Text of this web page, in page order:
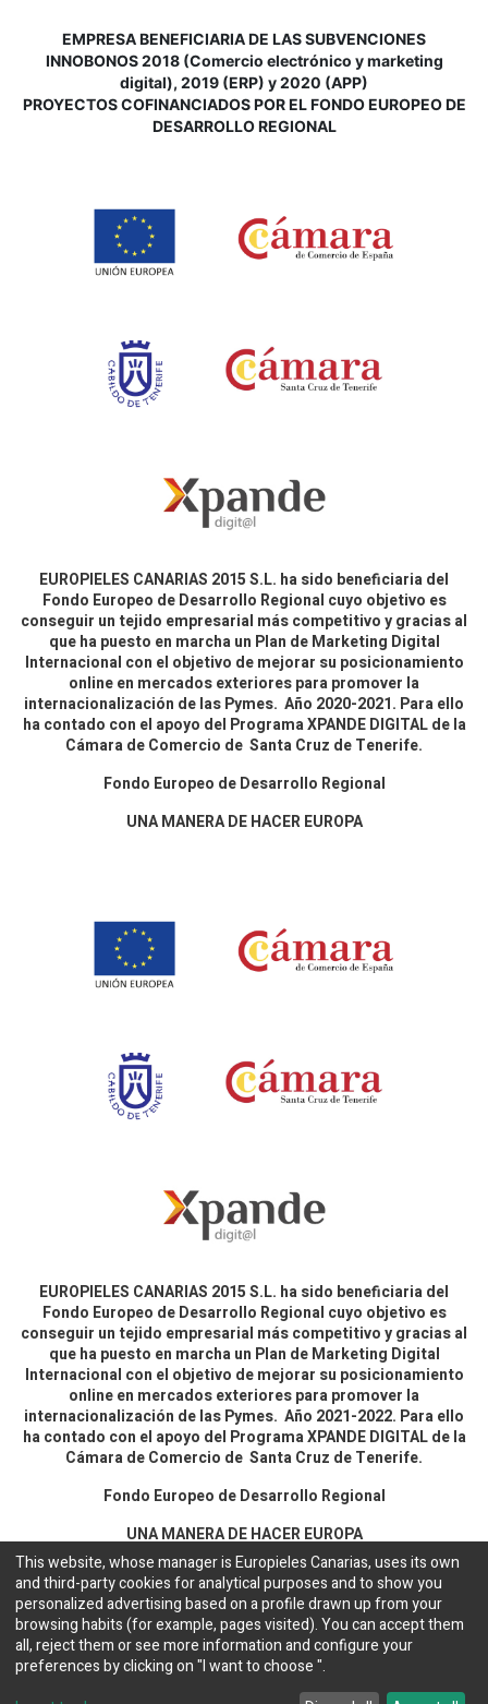
EMPRESA BENEFICIARIA DE LAS SUBVENCIONES
INNOBONOS 2018 (Comercio electrónico y marketing
digital), 2019 (ERP) y 2020 (APP)
PROYECTOS COFINANCIADOS POR EL FONDO EUROPEO DE
DESARROLLO REGIONAL
EUROPIELES CANARIAS 2015 S.L. ha sido beneficiaria del
Fondo Europeo de Desarrollo Regional cuyo objetivo es
conseguir un tejido empresarial más competitivo y gracias al
que ha puesto en marcha un Plan de Marketing Digital
Internacional con el objetivo de mejorar su posicionamiento
online en mercados exteriores para promover la
internacionalización de las Pymes. Año 2020-2021. Para ello
ha contado con el apoyo del Programa XPANDE DIGITAL de la
Cámara de Comercio de Santa Cruz de Tenerife.
Fondo Europeo de Desarrollo Regional
UNA MANERA DE HACER EUROPA
EUROPIELES CANARIAS 2015 S.L. ha sido beneficiaria del
Fondo Europeo de Desarrollo Regional cuyo objetivo es
conseguir un tejido empresarial más competitivo y gracias al
que ha puesto en marcha un Plan de Marketing Digital
Internacional con el objetivo de mejorar su posicionamiento
online en mercados exteriores para promover la
internacionalización de las Pymes. Año 2021-2022. Para ello
ha contado con el apoyo del Programa XPANDE DIGITAL de la
Cámara de Comercio de Santa Cruz de Tenerife.
Fondo Europeo de Desarrollo Regional
UNA MANERA DE HACER EUROPA
Aviso legal y política de privacidad
Copyright © EUROPIELES CANARIAS 2015 S.L.
This website, whose manager is Europieles Canarias, uses its own
and third-party cookies for analytical purposes and to show you
personalized advertising based on a profile drawn up from your
browsing habits (for example, pages visited). You can accept them
all, reject them or see more information and configure your
preferences by clicking on "I want to choose ".